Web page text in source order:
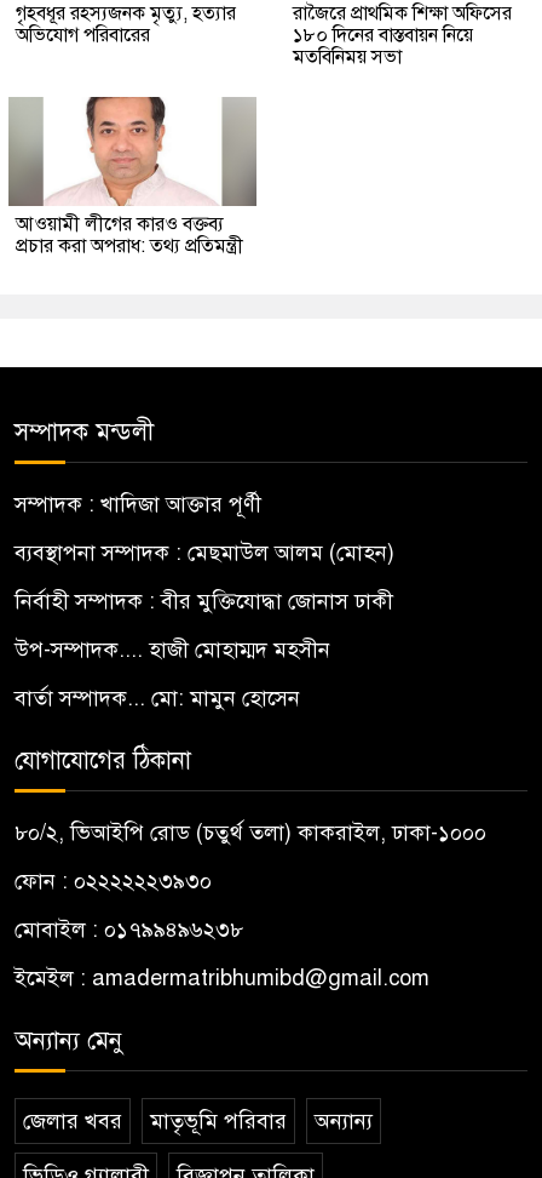
গৃহবধূর রহস্যজনক মৃত্যু, হত্যার
অভিযোগ পরিবারের
রাজৈরে প্রাথমিক শিক্ষা অফিসের
১৮০ দিনের বাস্তবায়ন নিয়ে
মতবিনিময় সভা
আওয়ামী লীগের কারও বক্তব্য
প্রচার করা অপরাধ: তথ্য প্রতিমন্ত্রী
সম্পাদক মন্ডলী
সম্পাদক : খাদিজা আক্তার পূর্ণী
ব্যবস্থাপনা সম্পাদক : মেছমাউল আলম (মোহন)
নির্বাহী সম্পাদক : বীর মুক্তিযোদ্ধা জোনাস ঢাকী
উপ-সম্পাদক.... হাজী মোহাম্মদ মহসীন
বার্তা সম্পাদক... মো: মামুন হোসেন
যোগাযোগের ঠিকানা
৮০/২, ভিআইপি রোড (চতুর্থ তলা) কাকরাইল, ঢাকা-১০০০
ফোন : ০২২২২২২৩৯৩০
মোবাইল : ০১৭৯৯৪৯৬২৩৮
ইমেইল : amadermatribhumibd@gmail.com
অন্যান্য মেনু
জেলার খবর মাতৃভূমি পরিবার অন্যান্য